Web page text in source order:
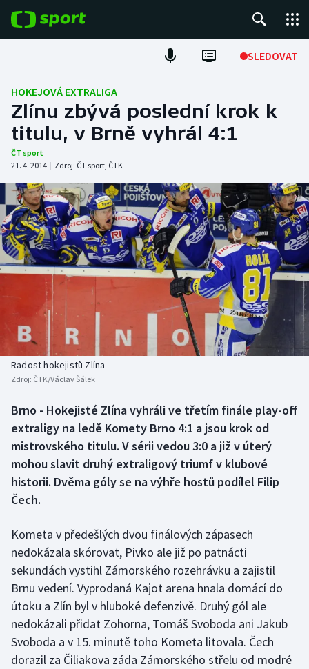
SLEDOVAT
Fotbal
Hokej
Tenis
Atletika
Cyklistika
DALŠÍ SPORTY
Americký fotbal
Baseball a softbal
Basketbal
Biatlon
Boby a skeleton
Box
Curling
Florbal
Futsal
Golf
Gymnastika
NEPŘEHLÉDNĚTE
Soutěže
Historické návraty
Aplikace ČT sport
AZ kvíz
HOKEJOVÁ EXTRALIGA
Zlínu zbývá poslední krok k
titulu, v Brně vyhrál 4:1
ČT sport
21. 4. 2014 | Zdroj: ČT sport, ČTK
Radost hokejistů Zlína
Zdroj: ČTK/Václav Šálek
Brno - Hokejisté Zlína vyhráli ve třetím finále play-off
extraligy na ledě Komety Brno 4:1 a jsou krok od
mistrovského titulu. V sérii vedou 3:0 a již v úterý
mohou slavit druhý extraligový triumf v klubové
historii. Dvěma góly se na výhře hostů podílel Filip
Čech.
Kometa v předešlých dvou finálových zápasech
nedokázala skórovat, Pivko ale již po patnácti
sekundách vystihl Zámorského rozehrávku a zajistil
Brnu vedení. Vyprodaná Kajot arena hnala domácí do
útoku a Zlín byl v hluboké defenzivě. Druhý gól ale
nedokázali přidat Zohorna, Tomáš Svoboda ani Jakub
Svoboda a v 15. minutě toho Kometa litovala. Čech
dorazil za Čiliakova záda Zámorského střelu od modré